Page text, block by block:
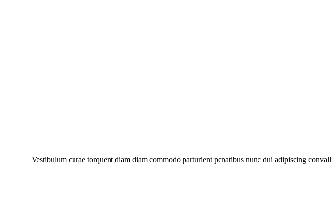
Vestibulum curae torquent diam diam commodo parturient penatibus nunc dui adipiscing